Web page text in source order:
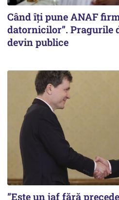
Când îți pune ANAF
datornicilor”. Pragurile
devin publice
”Este un jaf fără